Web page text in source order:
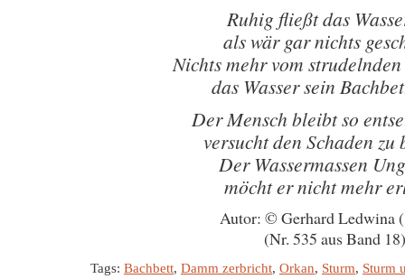
Ruhig fließt das
als wär gar nichts
Nichts mehr vom
das Wasser sein
Der Mensch bleibt so
versucht den Schaden zu
Der Wassermassen
möcht er nicht mehr
Autor: © Gerhard Ledwina
(Nr. 535 aus Band 18)
Tags: Bachbett, Damm zerbricht, Orkan, Sturm, Sturm